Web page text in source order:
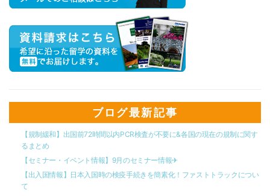
ブログ最新記事
【規制緩和】出国前72時間以内PCR検査が不要に&各国の現在の規制に関す
るまとめ
【セミナー・イベント情報】9月のセミナー情報✈︎
【出入国情報】日本入国時の検疫手続きを簡素化！ファストトラックについ
て